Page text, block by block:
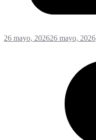
26 mayo, 202626 mayo, 2026